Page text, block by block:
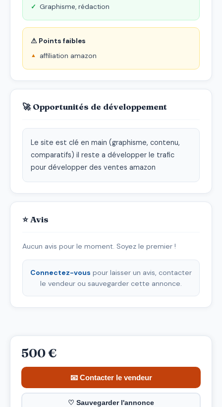
Graphisme, rédaction
⚠ Points faibles
affiliation amazon
🚀 Opportunités de développement
Le site est clé en main (graphisme, contenu,
comparatifs) il reste a développer le trafic
pour développer des ventes amazon
⭐ Avis
Aucun avis pour le moment. Soyez le premier !
Connectez-vous pour laisser un avis, contacter
le vendeur ou sauvegarder cette annonce.
500 €
📧 Contacter le vendeur
♡ Sauvegarder l'annonce